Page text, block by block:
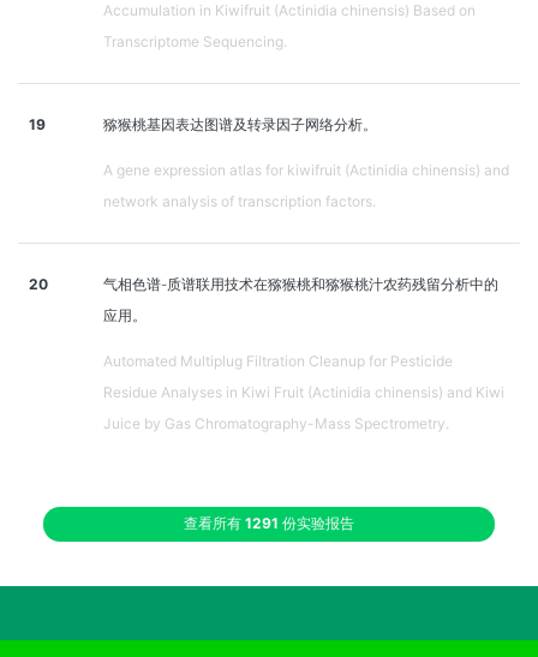
Accumulation in Kiwifruit (Actinidia chinensis) Based on
Transcriptome Sequencing.
19 猕猴桃基因表达图谱及转录因子网络分析。
A gene expression atlas for kiwifruit (Actinidia chinensis) and
network analysis of transcription factors.
20
气相色谱-质谱联用技术在猕猴桃和猕猴桃汁农药残留分析中的
应用。
Automated Multiplug Filtration Cleanup for Pesticide
Residue Analyses in Kiwi Fruit (Actinidia chinensis) and Kiwi
Juice by Gas Chromatography-Mass Spectrometry.
查看所有 1291 份实验报告